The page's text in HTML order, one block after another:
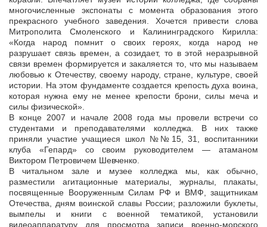
многочисленные экспонаты с момента образования этого
прекрасного учебного заведения. Хочется привести слова
Митрополита Смоленского и Калининградского Кирилла:
«Когда народ помнит о своих героях, когда народ не
разрушает связь времен, а созидает, то в этой неразрывной
связи времен формируется и закаляется то, что мы называем
любовью к Отечеству, своему народу, стране, культуре, своей
истории. На этом фундаменте создается крепость духа воина,
которая нужна ему не менее крепости брони, силы меча и
силы физической».
В конце 2007 и начале 2008 года мы провели встречи со
студентами и преподавателями колледжа. В них также
приняли участие учащиеся школ №№15, 31, воспитанники
клуба «Гепард» со своим руководителем — атаманом
Виктором Петровичем Шевченко.
В читальном зале и музее колледжа мы, как обычно,
разместили агитационные материалы, журналы, плакаты,
посвященные Вооруженным Силам РФ и ВМФ, защитникам
Отечества, дням воинской славы России; разложили буклеты,
вымпелы и книги с военной тематикой, установили
видеоаппаратуру для просмотра записи военно-морского